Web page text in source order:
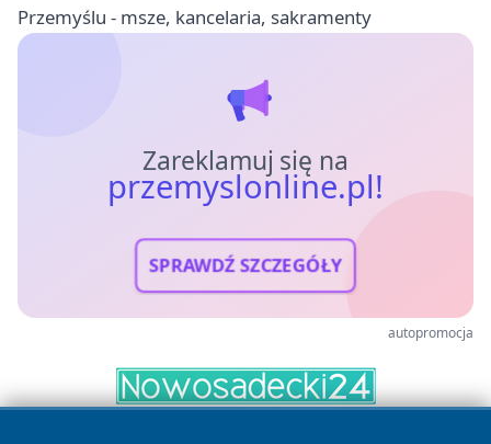
Przemyślu - msze, kancelaria, sakramenty
Zareklamuj się na
przemyslonline.pl!
SPRAWDŹ SZCZEGÓŁY
autopromocja